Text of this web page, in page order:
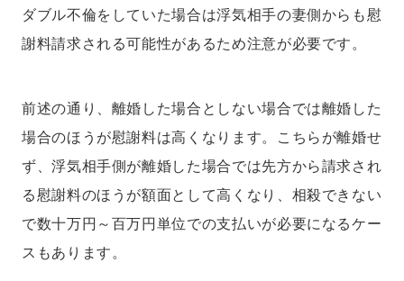
ダブル不倫をしていた場合は浮気相手の妻側からも慰
謝料請求される可能性があるため注意が必要です。
前述の通り、離婚した場合としない場合では離婚した
場合のほうが慰謝料は高くなります。こちらが離婚せ
ず、浮気相手側が離婚した場合では先方から請求され
る慰謝料のほうが額面として高くなり、相殺できない
で数十万円～百万円単位での支払いが必要になるケー
スもあります。